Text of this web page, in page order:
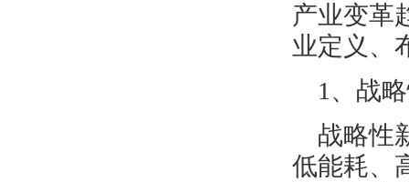
产业变革
业定义、
1、战
战略性
低能耗、